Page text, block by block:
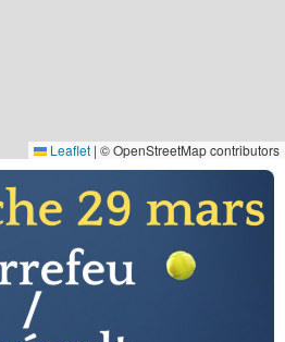
Leaflet | © OpenStreetMap contributors